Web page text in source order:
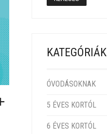
KATEGÓRIÁK
ÓVODÁSOKNAK
5 ÉVES KORTÓL
6 ÉVES KORTÓL